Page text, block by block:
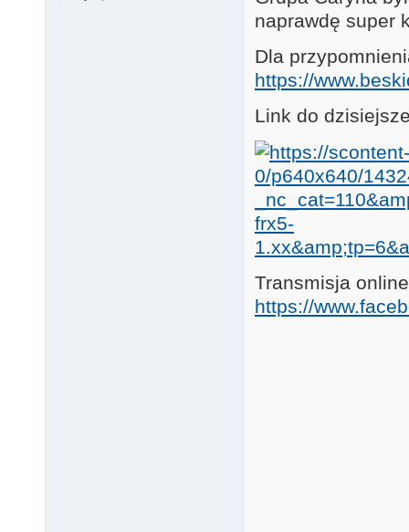
naprawdę super
Dla
https://
Link do
Transmisja
https://